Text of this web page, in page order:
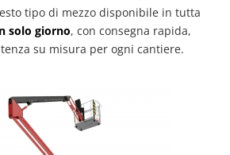
tipo di mezzo disponibile in tutta
solo giorno, con consegna rapida,
su misura per ogni cantiere.